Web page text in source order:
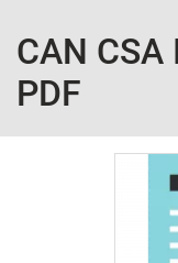
CAN CSA
PDF